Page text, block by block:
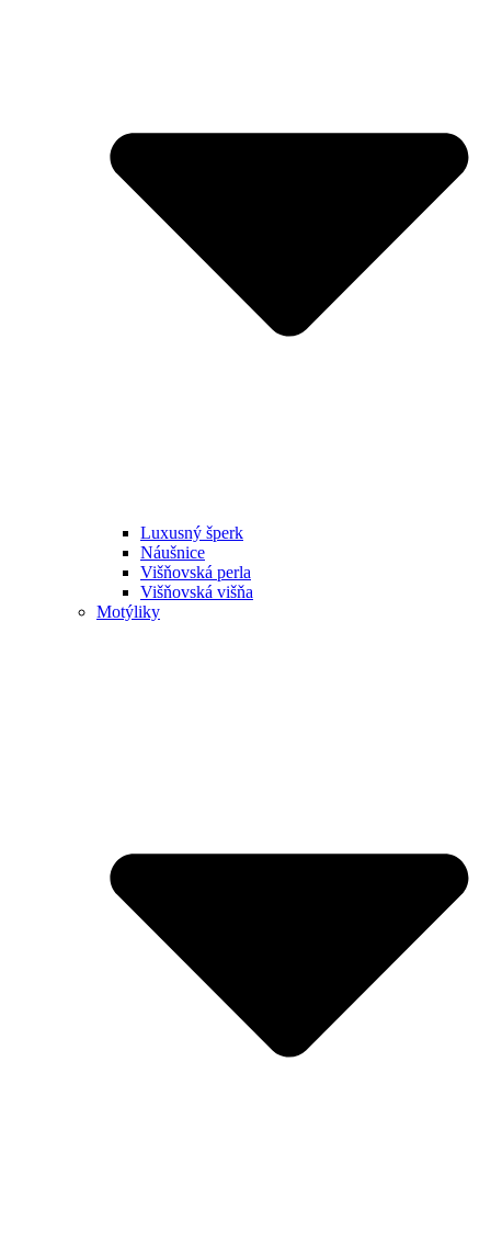
Luxusný šperk
Náušnice
Višňovská perla
Višňovská višňa
Motýliky